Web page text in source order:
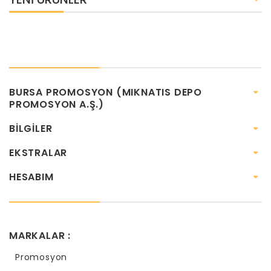
BURSA PROMOSYON (MIKNATIS DEPO
PROMOSYON A.Ş.)
BILGILER
EKSTRALAR
HESABIM
MARKALAR :
Promosyon